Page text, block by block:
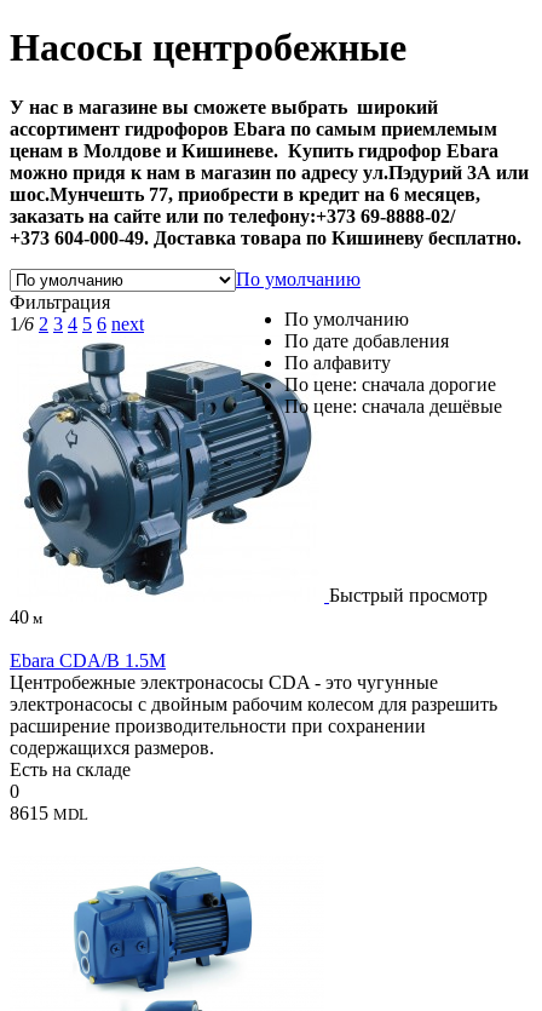
Насосы центробежные
У нас в магазине вы сможете выбрать широкий
ассортимент гидрофоров Ebara по самым приемлемым
ценам в Молдове и Кишиневе. Купить гидрофор Ebara
можно придя к нам в магазин по адресу ул.Пэдурий 3А или
шос.Мунчешть 77, приобрести в кредит на 6 месяцев,
заказать на сайте или по телефону:+373 69-8888-02/
+373 604-000-49. Доставка товара по Кишиневу бесплатно.
По умолчанию
Фильтрация
1/6 2 3 4 5 6 next
Быстрый просмотр
40 м
Ebara CDA/B 1.5M
Центробежные электронасосы CDA - это чугунные
электронасосы с двойным рабочим колесом для разрешить
расширение производительности при сохранении
содержащихся размеров.
Есть на складе
0
8615 MDL
По умолчанию
По дате добавления
По алфавиту
По цене: сначала дорогие
По цене: сначала дешёвые